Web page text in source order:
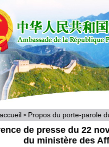
> Propos du porte-parole
de presse du 22
du ministère des